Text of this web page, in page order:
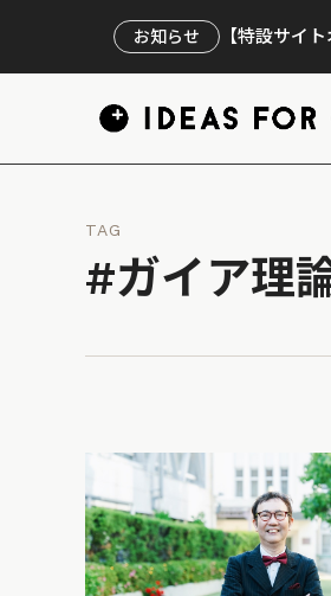
お知らせ 【特設サイ
TAG
#ガイア理